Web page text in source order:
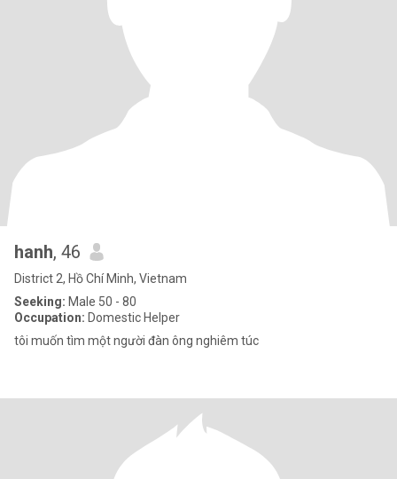
hanh, 46
District 2, Hồ Chí Minh, Vietnam
Seeking: Male 50 - 80
Occupation: Domestic Helper
tôi muốn tìm một người đàn ông nghiêm túc